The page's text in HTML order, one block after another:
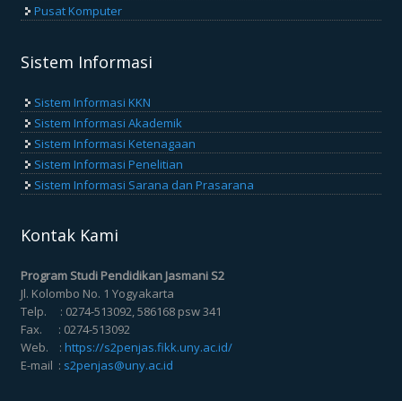
Pusat Komputer
Sistem Informasi
Sistem Informasi KKN
Sistem Informasi Akademik
Sistem Informasi Ketenagaan
Sistem Informasi Penelitian
Sistem Informasi Sarana dan Prasarana
Kontak Kami
Program Studi Pendidikan Jasmani S2
Jl. Kolombo No. 1 Yogyakarta
Telp. : 0274-513092, 586168 psw 341
Fax. : 0274-513092
Web. :https://s2penjas.fikk.uny.ac.id/
E-mail : s2penjas@uny.ac.id